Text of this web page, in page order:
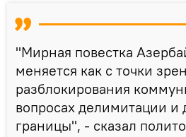
"Мирная повестка
меняется как с точки
разблокирования
вопросах делимитации и
границы", - сказал